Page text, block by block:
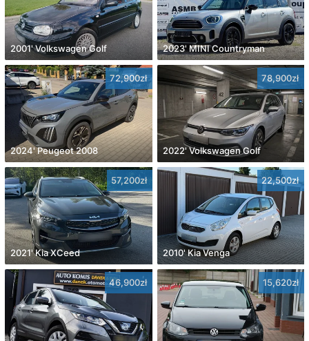
2001' Volkswagen Golf 2023' MINI Countryman
72,900zł
2024' Peugeot 2008
78,900zł
2022' Volkswagen Golf
57,200zł
2021' Kia XCeed
22,500zł
2010' Kia Venga
46,900zł 15,620zł